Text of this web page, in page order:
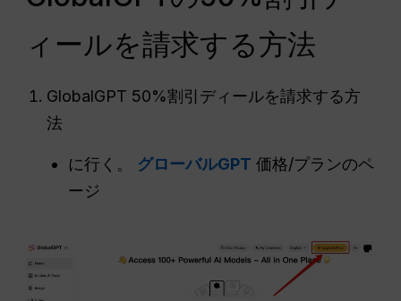
ィールを請求する方法
GlobalGPT 50%割引ディールを請求する方
法
に行く。 グローバルGPT 価格/プランのペ
ージ